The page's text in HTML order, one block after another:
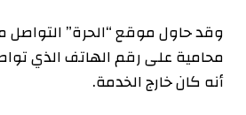
وقد حاول موقع “الحرة” التواصل
محامية على رقم الهاتف الذي
أنه كان خارج الخدمة.